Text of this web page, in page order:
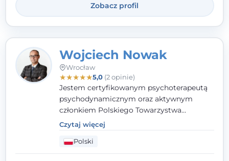
Zobacz profil
Wojciech Nowak
Wrocław
★★★★★5,0(2 opinie)
Jestem certyfikowanym psychoterapeutą
psychodynamicznym oraz aktywnym
członkiem Polskiego Towarzystwa
Psychoterapii Psychodynamicznej. W
mojej pracy zawodowej kładę duży nacisk
na uważne słuchanie Pacjenta. Interesuje
mnie szczególnie psychoterapia zaburzeń
Czytaj więcej
Polski